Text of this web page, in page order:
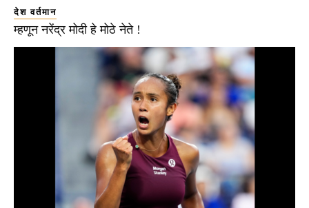
देश वर्तमान
म्हणून नरेंद्र मोदी हे मोठे नेते !